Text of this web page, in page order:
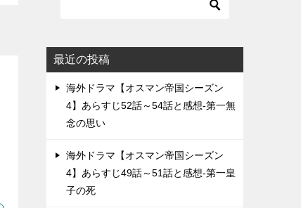
最近の投稿
海外ドラマ【オスマン帝国シーズン
4】あらすじ52話～54話と感想-第一無
念の思い
海外ドラマ【オスマン帝国シーズン
4】あらすじ49話～51話と感想-第一皇
子の死